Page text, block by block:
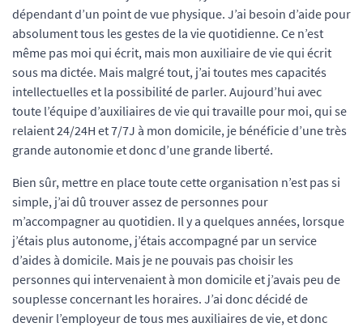
dépendant d’un point de vue physique. J’ai besoin d’aide pour
absolument tous les gestes de la vie quotidienne. Ce n’est
même pas moi qui écrit, mais mon auxiliaire de vie qui écrit
sous ma dictée. Mais malgré tout, j’ai toutes mes capacités
intellectuelles et la possibilité de parler. Aujourd’hui avec
toute l’équipe d’auxiliaires de vie qui travaille pour moi, qui se
relaient 24/24H et 7/7J à mon domicile, je bénéficie d’une très
grande autonomie et donc d’une grande liberté.
Bien sûr, mettre en place toute cette organisation n’est pas si
simple, j’ai dû trouver assez de personnes pour
m’accompagner au quotidien. Il y a quelques années, lorsque
j’étais plus autonome, j’étais accompagné par un service
d’aides à domicile. Mais je ne pouvais pas choisir les
personnes qui intervenaient à mon domicile et j’avais peu de
souplesse concernant les horaires. J’ai donc décidé de
devenir l’employeur de tous mes auxiliaires de vie, et donc